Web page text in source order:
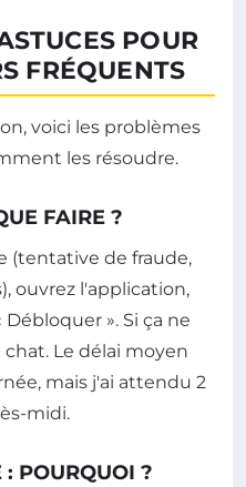
POUR
FRÉQUENTS
voici les problèmes
les résoudre.
FAIRE ?
(tentative de fraude,
ouvrez l'application,
Débloquer ». Si ça ne
Le délai moyen
mais j'ai attendu 2
midi.
POURQUOI ?